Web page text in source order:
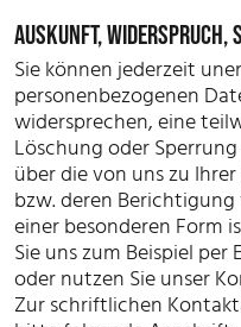
AUSKUNFT, WIDERSPRUCH,
Sie können jederzeit
personenbezogenen
widersprechen, eine
Löschung oder
über die von uns zu
bzw. deren
einer besonderen Form
Sie uns zum Beispiel per
oder nutzen Sie unser
Zur schriftlichen